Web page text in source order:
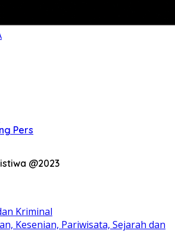
Pers
@2023
Kriminal
Kesenian, Pariwisata, Sejarah dan